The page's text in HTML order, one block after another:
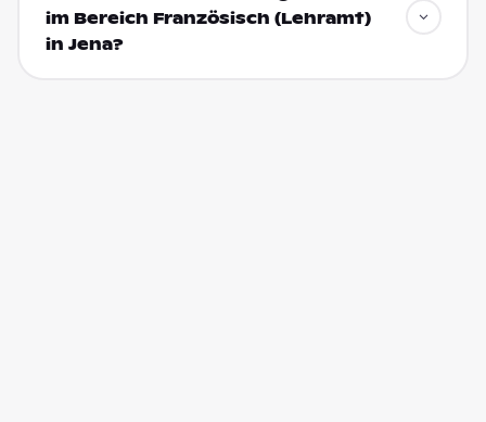
im Bereich Französisch (Lehramt)
in Jena?